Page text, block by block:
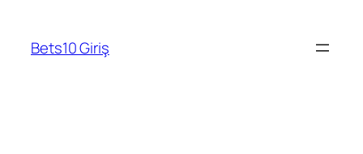
content
Bets10 Giriş